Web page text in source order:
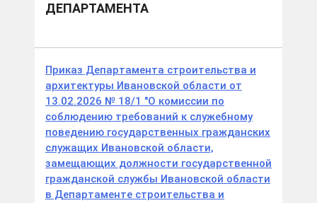
ДЕПАРТАМЕНТА
Приказ Департамента строительства и
архитектуры Ивановской области от
13.02.2026 № 18/1 "О комиссии по
соблюдению требований к служебному
поведению государственных гражданских
служащих Ивановской области,
замещающих должности государственной
гражданской службы Ивановской области
в Департаменте строительства и